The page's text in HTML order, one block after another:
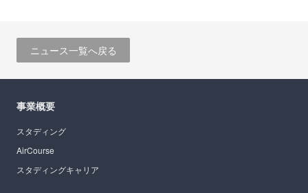
ニュース一覧へ戻る
事業概要
スタディング
AirCourse
スタディングキャリア